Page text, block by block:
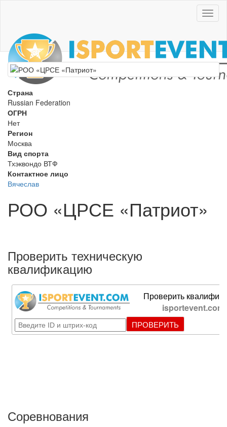
Страна
Russian Federation
ОГРН
Нет
Регион
Москва
Вид спорта
Тхэквондо ВТФ
Контактное лицо
Вячеслав
РОО «ЦРСЕ «Патриот»
Проверить техническую
квалификацию
Соревнования